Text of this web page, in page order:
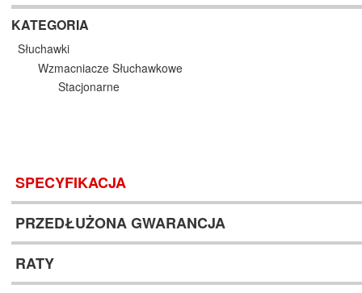
KATEGORIA
Słuchawki
Wzmacniacze Słuchawkowe
Stacjonarne
SPECYFIKACJA
PRZEDŁUŻONA GWARANCJA
RATY